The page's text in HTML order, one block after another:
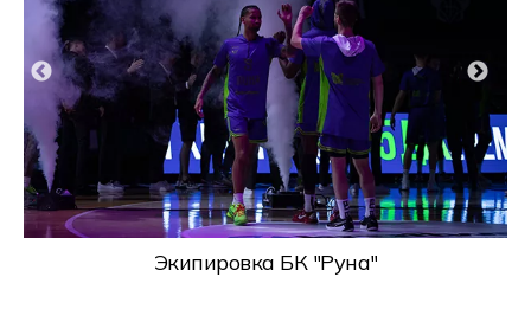
Экипировка БК "Руна"